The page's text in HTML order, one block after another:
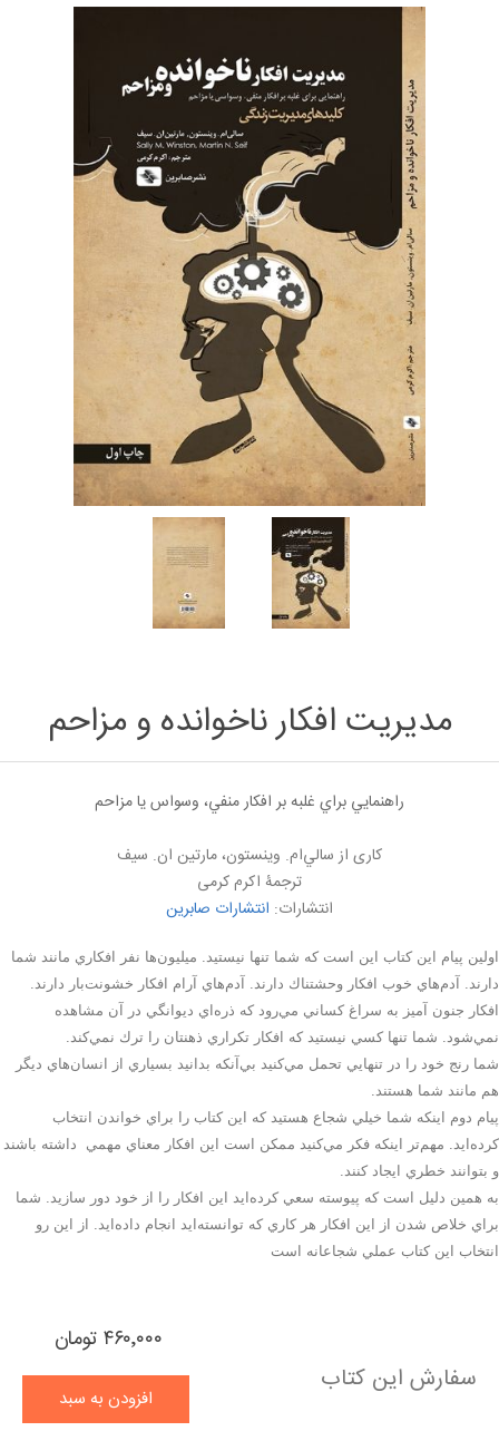
مديريت افكار ناخوانده و مزاحم
راهنمايي براي غلبه بر افكار منفي، وسواس يا مزاحم
کاری از سالي‌ام. وينستون، مارتين ان. سيف
ترجمۀ اکرم کرمی
انتشارات: انتشارات صابرین
اولين پيام اين كتاب اين است كه شما تنها نيستيد. ميليون‌ها نفر افكاري مانند شما
دارند. آدم‌هاي خوب افكار وحشتناك دارند. آدم‌هاي آرام افكار خشونت‌بار دارند.
افكار جنون آميز به سراغ كساني مي‌رود كه ذره‌اي ديوانگي در آن مشاهده
نمي‌شود. شما تنها كسي نيستيد كه افكار تكراري ذهنتان را ترك نمي‌كند.
شما رنج خود را در تنهايي تحمل مي‌كنيد بي‌آنكه بدانيد بسياري از انسان‌هاي ديگر
هم مانند شما هستند.
پيام دوم اينكه شما خيلي شجاع هستيد كه اين كتاب را براي خواندن انتخاب
كرده‌ايد. مهم‌تر اينكه فكر مي‌كنيد ممكن است اين افكار معناي مهمي داشته باشند
و بتوانند خطري ايجاد كنند.
به همين دليل است كه پيوسته سعي كرده‌ايد اين افكار را از خود دور سازيد. شما
براي خلاص شدن از اين افكار هر كاري كه توانسته‌ايد انجام داده‌ايد. از اين رو
انتخاب اين كتاب عملي شجاعانه است
سفارش این کتاب
۴۶۰٬۰۰۰ تومان
افزودن به سبد